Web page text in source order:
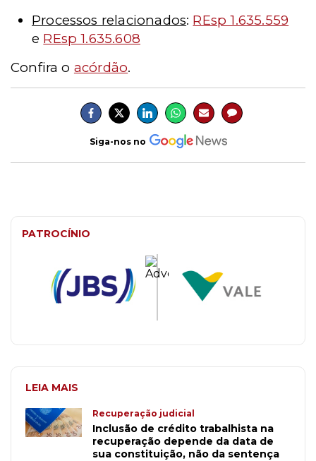
Processos relacionados: REsp 1.635.559
e REsp 1.635.608
Confira o acórdão.
Siga-nos no
PATROCÍNIO
LEIA MAIS
Recuperação judicial
Inclusão de crédito trabalhista na
recuperação depende da data de
sua constituição, não da sentença